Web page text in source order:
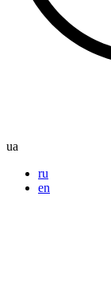
ua
ru
en